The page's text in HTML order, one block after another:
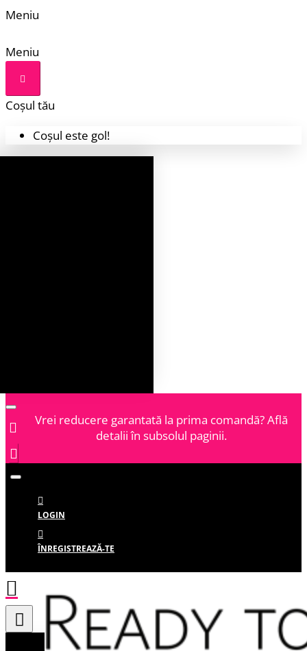
Meniu
Meniu
Coșul tău
Coșul este gol!
Vrei reducere garantată la prima comandă? Află
detalii în subsolul paginii.
LOGIN
ÎNREGISTREAZĂ-TE
Căută după nume produs, brand...